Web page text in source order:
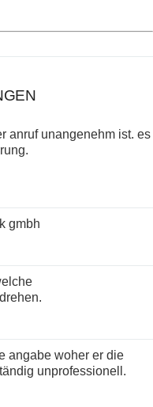
gmbh
unprofessionell.